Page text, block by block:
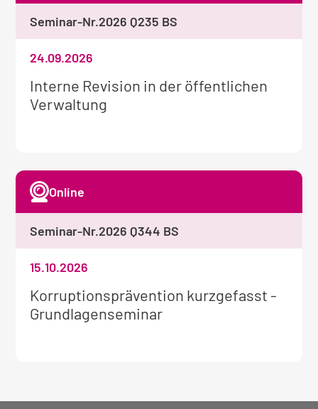
Weitere
Informationen
Interne Revision in der öffentlichen
Verwaltung
24.09.2026
Seminar-Nr.2026 Q235 BS
Weitere
Informationen
Korruptionsprävention kurzgefasst -
Grundlagenseminar
15.10.2026
Online
Seminar-Nr.2026 Q344 BS